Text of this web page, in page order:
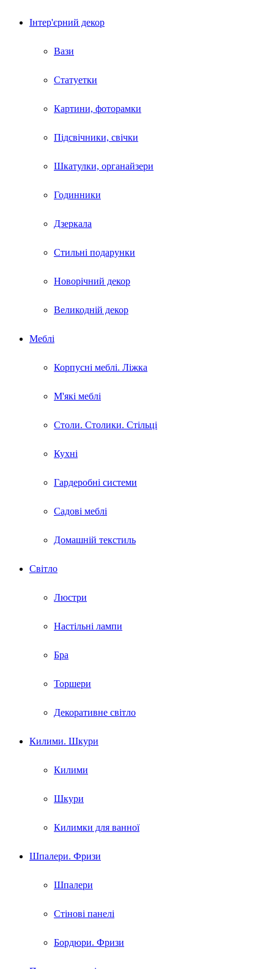
Інтер'єрний декор
Вази
Статуетки
Картини, фоторамки
Підсвічники, свічки
Шкатулки, органайзери
Годинники
Дзеркала
Стильні подарунки
Новорічний декор
Великодній декор
Меблі
Корпусні меблі. Ліжка
М'які меблі
Столи. Столики. Стільці
Кухні
Гардеробні системи
Садові меблі
Домашній текстиль
Світло
Люстри
Настільні лампи
Бра
Торшери
Декоративне світло
Килими. Шкури
Килими
Шкури
Килимки для ванної
Шпалери. Фризи
Шпалери
Стінові панелі
Бордюри. Фризи